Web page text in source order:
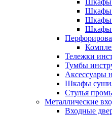
Шкафы
Шкафы
Шкафы
Шкафы
Тележки
Тумбы
Аксессуары
Шкафы
Стулья
Металлические
Входные